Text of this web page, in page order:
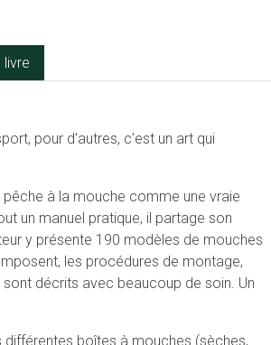
livre
pour d’autres, c’est un art qui
à la mouche comme une vraie
un manuel pratique, il partage son
y présente 190 modèles de mouches
les procédures de montage,
décrits avec beaucoup de soin. Un
différentes boîtes à mouches (sèches,